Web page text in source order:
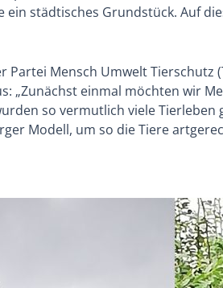
städtisches Grundstück. Auf
Partei Mensch Umwelt
„Zunächst einmal möchten wir
so vermutlich viele Tierleben
Modell, um so die Tiere